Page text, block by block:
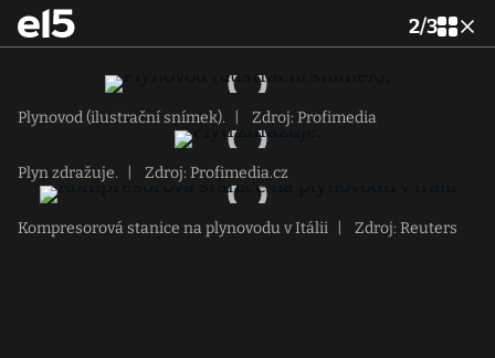
2/3
Plynovod (ilustrační snímek). Zdroj: Profimedia
Plyn zdražuje. Zdroj: Profimedia.cz
Kompresorová stanice na plynovodu v Itálii Zdroj: Reuters